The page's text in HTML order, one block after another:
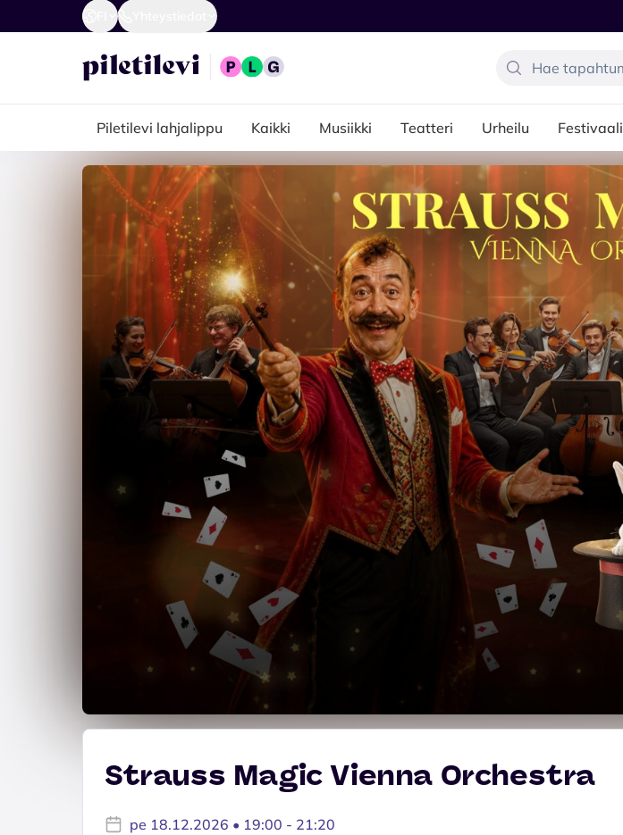
Piletilevi lahjalippu Kaikki Musiikki Teatteri Urheilu Festivaali
Strauss Magic Vienna Orchestra
pe 18.12.2026 • 19:00 - 21:20